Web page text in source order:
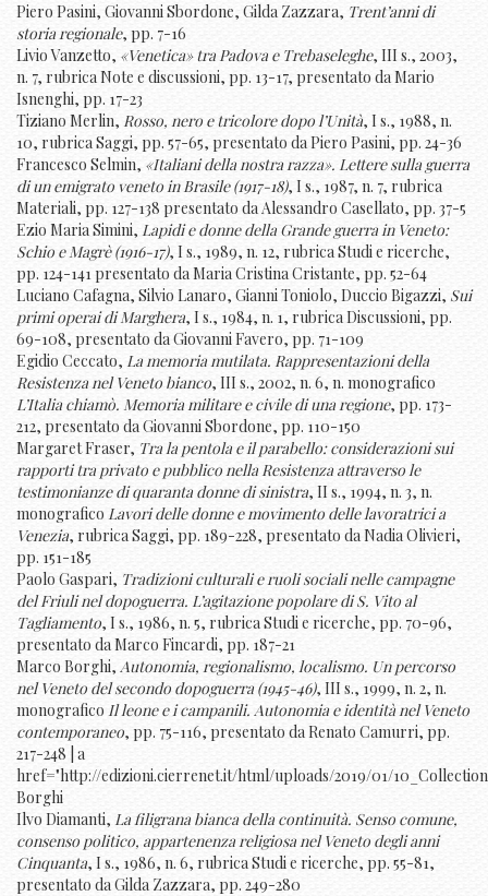
Piero Pasini, Giovanni Sbordone, Gilda Zazzara, Trent’anni di
storia regionale, pp. 7-16
Livio Vanzetto, «Venetica» tra Padova e Trebaseleghe, III s., 2003,
n. 7, rubrica Note e discussioni, pp. 13-17, presentato da Mario
Isnenghi, pp. 17-23
Tiziano Merlin, Rosso, nero e tricolore dopo l’Unità, I s., 1988, n.
10, rubrica Saggi, pp. 57-65, presentato da Piero Pasini, pp. 24-36
Francesco Selmin, «Italiani della nostra razza». Lettere sulla guerra
di un emigrato veneto in Brasile (1917-18), I s., 1987, n. 7, rubrica
Materiali, pp. 127-138 presentato da Alessandro Casellato, pp. 37-5
Ezio Maria Simini, Lapidi e donne della Grande guerra in Veneto:
Schio e Magrè (1916-17), I s., 1989, n. 12, rubrica Studi e ricerche,
pp. 124-141 presentato da Maria Cristina Cristante, pp. 52-64
Luciano Cafagna, Silvio Lanaro, Gianni Toniolo, Duccio Bigazzi, Sui
primi operai di Marghera, I s., 1984, n. 1, rubrica Discussioni, pp.
69-108, presentato da Giovanni Favero, pp. 71-109
Egidio Ceccato, La memoria mutilata. Rappresentazioni della
Resistenza nel Veneto bianco, III s., 2002, n. 6, n. monografico
L’Italia chiamò. Memoria militare e civile di una regione, pp. 173-
212, presentato da Giovanni Sbordone, pp. 110-150
Margaret Fraser, Tra la pentola e il parabello: considerazioni sui
rapporti tra privato e pubblico nella Resistenza attraverso le
testimonianze di quaranta donne di sinistra, II s., 1994, n. 3, n.
monografico Lavori delle donne e movimento delle lavoratrici a
Venezia, rubrica Saggi, pp. 189-228, presentato da Nadia Olivieri,
pp. 151-185
Paolo Gaspari, Tradizioni culturali e ruoli sociali nelle campagne
del Friuli nel dopoguerra. L’agitazione popolare di S. Vito al
Tagliamento, I s., 1986, n. 5, rubrica Studi e ricerche, pp. 70-96,
presentato da Marco Fincardi, pp. 187-21
Marco Borghi, Autonomia, regionalismo, localismo. Un percorso
nel Veneto del secondo dopoguerra (1945-46), III s., 1999, n. 2, n.
monografico Il leone e i campanili. Autonomia e identità nel Veneto
contemporaneo, pp. 75-116, presentato da Renato Camurri, pp.
217-248 | a
href="http://edizioni.cierrenet.it/html/uploads/2019/01/
Borghi
Ilvo Diamanti, La filigrana bianca della continuità. Senso comune,
consenso politico, appartenenza religiosa nel Veneto degli anni
Cinquanta, I s., 1986, n. 6, rubrica Studi e ricerche, pp. 55-81,
presentato da Gilda Zazzara, pp. 249-280